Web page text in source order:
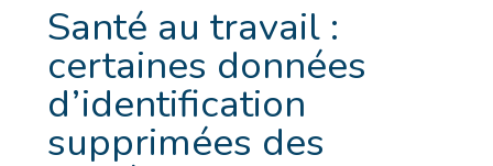
Santé au travail :
certaines données
d’identification
supprimées des